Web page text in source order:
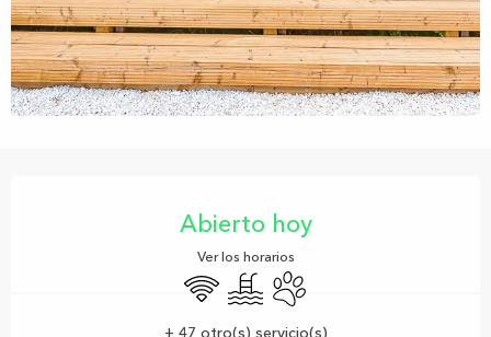
Abierto hoy
Ver los horarios
Wifi PiscinaSe aceptan animales